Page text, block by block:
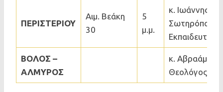
ΠΕΡΙΣΤΕΡΙΟΥ
Αιμ. Βεάκη
30
5
μ.μ.
κ. Ιωάννης
Εκπαιδευτικός
ΒΟΛΟΣ –
ΑΛΜΥΡΟΣ
κ. Αβραάμ
Θεολόγος